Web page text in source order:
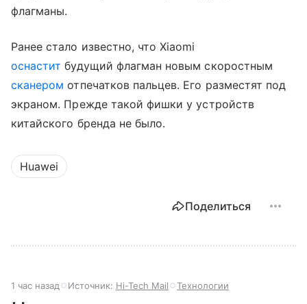
флагманы.
Ранее стало известно, что Xiaomi
оснастит будущий флагман новым скоростным
сканером отпечатков пальцев. Его разместят под
экраном. Прежде такой фишки у устройств
китайского бренда не было.
Huawei
Поделиться
1 час назад Источник: Hi-Tech Mail Технологии